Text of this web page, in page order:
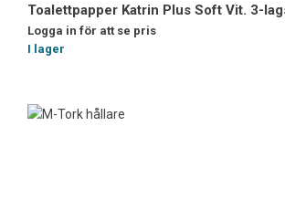
Toalettpapper Katrin Plus Soft Vit. 3-
Logga in för att se pris
I lager